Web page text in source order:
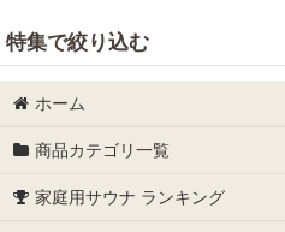
特集で絞り込む
サウナ割引きキャンペーン
ホーム
商品カテゴリ一覧
家庭用サウナ ランキング